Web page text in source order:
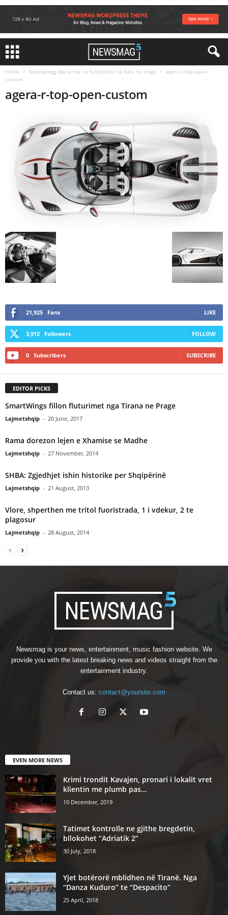
Home Koenigsegg Agera me ne fund pritet te dale ne rruge
agera-r-top-open-
custom
agera-r-top-open-custom
21,925 Fans LIKE
3,912 Followers FOLLOW
0 Subscribers SUBSCRIBE
EDITOR PICKS
SmartWings fillon fluturimet nga Tirana ne Prage
Lajmetshqip - 20 June, 2017
Rama dorezon lejen e Xhamise se Madhe
Lajmetshqip - 27 November, 2014
SHBA: Zgjedhjet ishin historike per Shqipërinë
Lajmetshqip - 21 August, 2013
Vlore, shperthen me tritol fuoristrada, 1 i vdekur, 2 te
plagosur
Lajmetshqip - 28 August, 2014
Newsmag is your news, entertainment, music fashion website. We
provide you with the latest breaking news and videos straight from the
entertainment industry.
Contact us: contact@yoursite.com
EVEN MORE NEWS
Krimi trondit Kavajen, pronari i lokalit vret
klientin me plumb pas...
10 December, 2019
Tatimet kontrolle ne gjithe bregdetin,
bllokohet “Adriatik 2”
30 July, 2018
Yjet botërorë mblidhen në Tiranë. Nga
“Danza Kuduro” te “Despacito”
25 April, 2018